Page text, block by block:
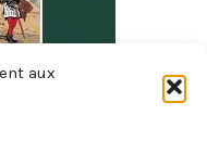
aux